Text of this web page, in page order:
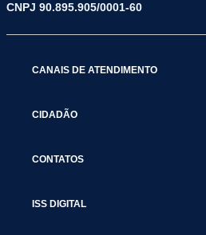
CNPJ 90.895.905/0001-60
CANAIS DE ATENDIMENTO
CIDADÃO
CONTATOS
ISS DIGITAL